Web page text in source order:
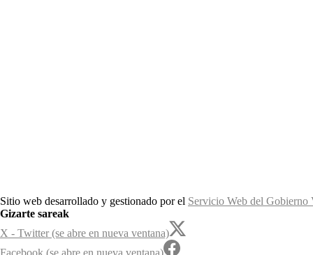
Sitio web desarrollado y gestionado por el Servicio Web del Gobierno
Gizarte sareak
X - Twitter (se abre en nueva ventana)
Facebook (se abre en nueva ventana)